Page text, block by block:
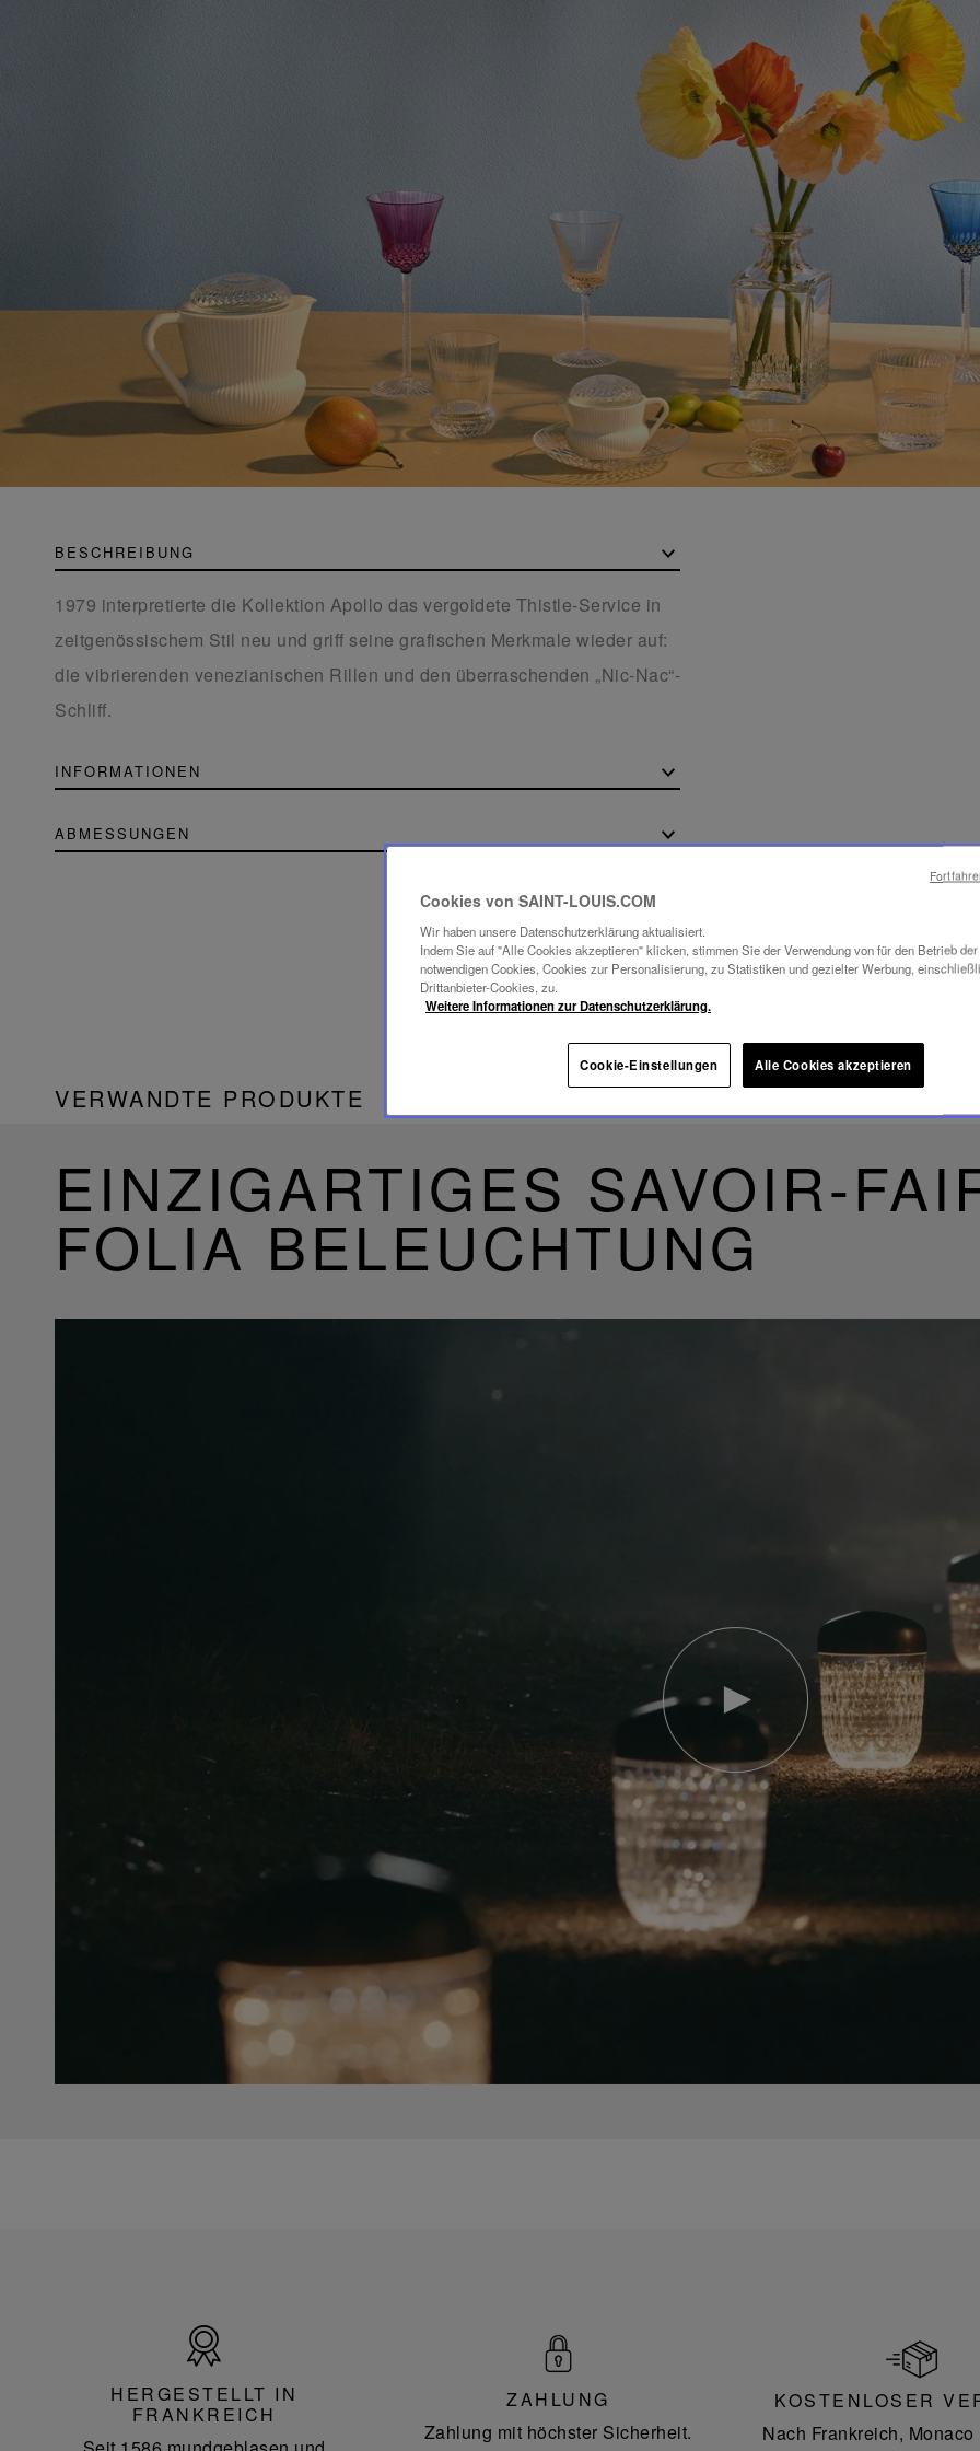
BESCHREIBUNG
1979 interpretierte die Kollektion Apollo das vergoldete Thistle-Service in
zeitgenössischem Stil neu und griff seine grafischen Merkmale wieder auf:
die vibrierenden venezianischen Rillen und den überraschenden „Nic-Nac“-
Schliff.
INFORMATIONEN
ABMESSUNGEN
VERWANDTE PRODUKTE
EINZIGARTIGES SAVOIR-
FOLIA BELEUCHTUNG
abspielen
YouTube-
Video,
Folia
Mini-
Portable-
Lampe
Frankreich
HERGESTELLT IN
FRANKREICH
ZAHLUNG
Zahlung mit höchster Sicherheit.
KOSTENLOSER
Nach Frankreich,
Cookies von SAINT-LOUIS.COM
Wir haben unsere Datenschutzerklärung aktualisiert.
Indem Sie auf "Alle Cookies akzeptieren" klicken, stimmen Sie der Verwendung von für den Betrieb
notwendigen Cookies, Cookies zur Personalisierung, zu Statistiken und gezielter Werbung,
Drittanbieter-Cookies, zu.
Weitere Informationen zur Datenschutzerklärung.
Cookie-Einstellungen Alle Cookies akzeptieren